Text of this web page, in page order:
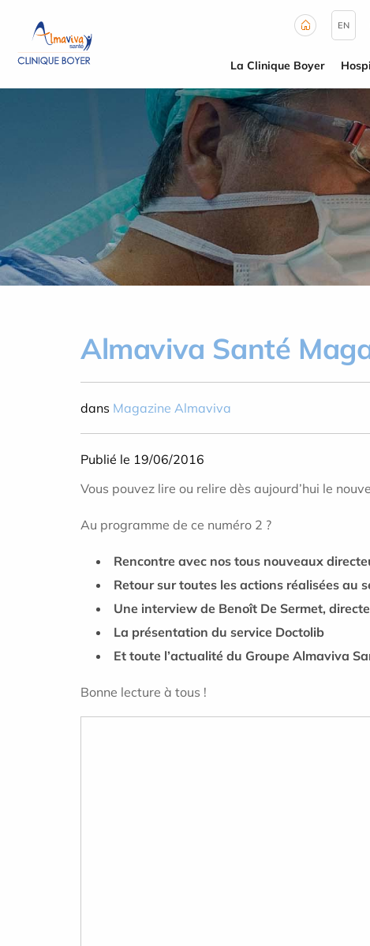
EN
La Clinique Boyer
Almaviva Santé
dans Magazine Almaviva
Publié le 19/06/2016
Vous pouvez lire ou relire dès aujourd’hui le
Au programme de ce numéro 2 ?
Rencontre avec nos tous nouveaux
Retour sur toutes les actions réalisées au
Une interview de Benoît De Sermet,
La présentation du service Doctolib
Et toute l’actualité du Groupe Almaviva
Bonne lecture à tous !